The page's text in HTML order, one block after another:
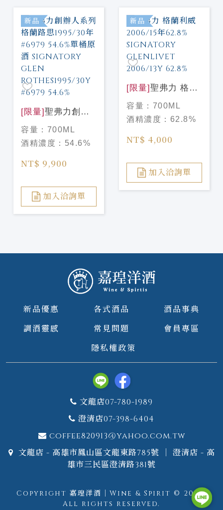
新品
[限量] 聖弗力創辦
人系列 格蘭路思
1995/30年#6979
54.6%單桶原酒
SIGNATORY
#6979 54.6%
容量： 700ML
酒精濃度： 54.6%
NT$ 9,900
加入洽詢單
新品
[限量] 聖弗力 格蘭
利威2006/15年
62.8%
SIGNATORY
GLENLIVET
容量： 700ML
酒精濃度： 62.8%
NT$ 4,000
加入洽詢單
新品優惠 各式酒品
酒品事典
調酒靈感
常見問題
會員專區
隱私權政策
文龍店07-780-1989
澄清店07-398-6404
coffee820913@yahoo.com.tw
文龍店 - 高雄市鳳山區文龍東路785號 ｜ 澄清店 - 高
雄市三民區澄清路381號
Copyright 嘉瑝洋酒｜Wine & Spirit © 2026.
All rights reserved.